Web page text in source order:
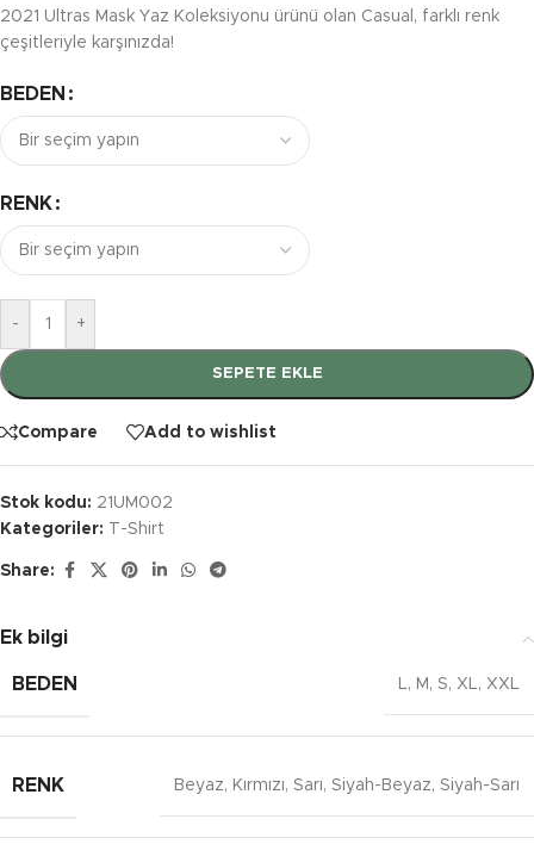
2021 Ultras Mask Yaz Koleksiyonu ürünü olan Casual, farklı renk
çeşitleriyle karşınızda!
BEDEN
RENK
- +
SEPETE EKLE
Compare Add to wishlist
Stok kodu: 21UM002
Kategoriler:
T-Shirt
Share:
Ek bilgi
BEDEN L, M , S, XL, XXL
RENK Beyaz, Kırmızı, Sarı, Siyah-Beyaz, Siyah-Sarı